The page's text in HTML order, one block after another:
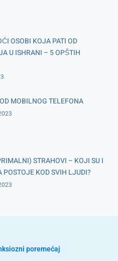
OSOBI KOJA PATI OD
U ISHRANI – 5 OPŠTIH
MOBILNOG TELEFONA
STRAHOVI – KOJI SU I
POSTOJE KOD SVIH LJUDI?
poremećaj